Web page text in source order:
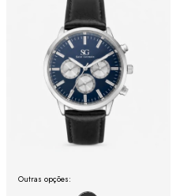
Outras opções: